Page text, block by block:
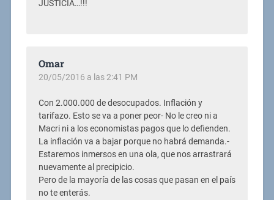
JUSTICIA…!!!
Omar
20/05/2016 a las 2:41 PM
Con 2.000.000 de desocupados. Inflación y
tarifazo. Esto se va a poner peor- No le creo ni a
Macri ni a los economistas pagos que lo defienden.
La inflación va a bajar porque no habrá demanda.-
Estaremos inmersos en una ola, que nos arrastrará
nuevamente al precipicio.
Pero de la mayoría de las cosas que pasan en el país
no te enterás.